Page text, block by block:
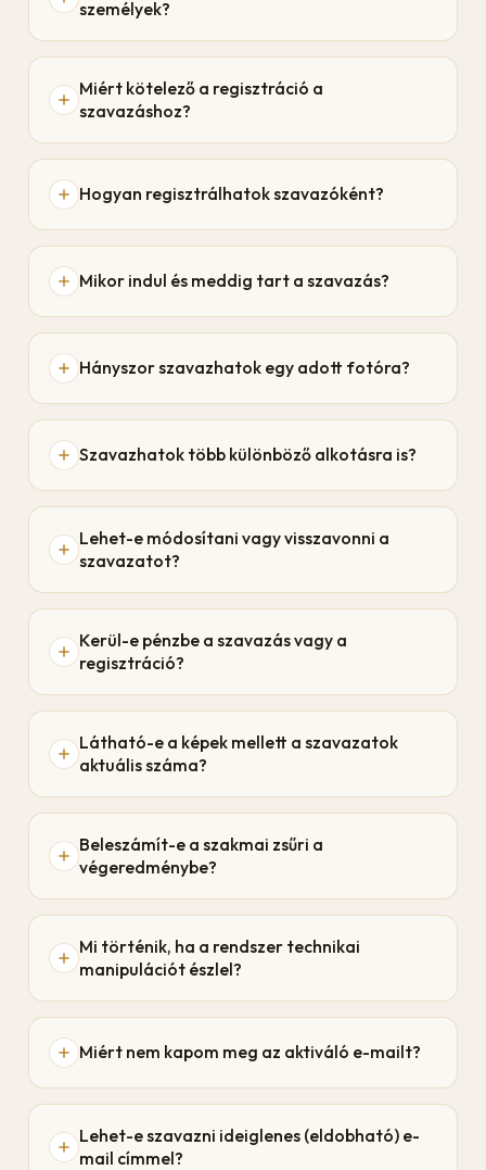
személyek?
Miért kötelező a regisztráció a
szavazáshoz?
Hogyan regisztrálhatok szavazóként?
Mikor indul és meddig tart a szavazás?
Hányszor szavazhatok egy adott fotóra?
Szavazhatok több különböző alkotásra is?
Lehet-e módosítani vagy visszavonni a
szavazatot?
Kerül-e pénzbe a szavazás vagy a
regisztráció?
Látható-e a képek mellett a szavazatok
aktuális száma?
Beleszámít-e a szakmai zsűri a
végeredménybe?
Mi történik, ha a rendszer technikai
manipulációt észlel?
Miért nem kapom meg az aktiváló e-mailt?
Lehet-e szavazni ideiglenes (eldobható) e-
mail címmel?